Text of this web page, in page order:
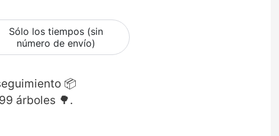
Sólo los tiempos (sin
número de envío)
📦
árboles 🌳.